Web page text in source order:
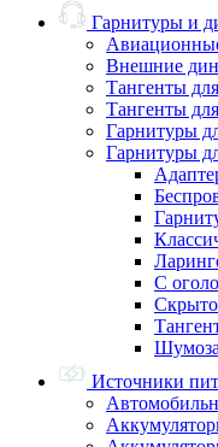
Гарнитуры и
Внешние
Тангенты
Тангенты
Гарнитуры
Гарнитуры
С
Источники